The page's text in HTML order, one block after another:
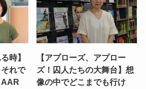
時】
れで
AAR
【アプローズ、アプロー
ズ！囚人たちの大舞台】想
像の中でどこまでも行け